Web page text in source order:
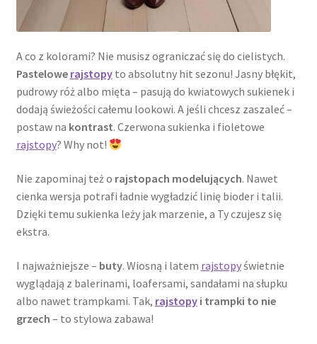
A co z kolorami? Nie musisz ograniczać się do cielistych.
Pastelowe rajstopyto absolutny hit sezonu! Jasny błękit,
pudrowy róż albo mięta – pasują do kwiatowych sukienek i
dodają świeżości całemu lookowi. A jeśli chcesz zaszaleć –
postaw na kontrast. Czerwona sukienka i fioletowe
rajstopy? Why not!
Nie zapominaj też o rajstopach modelujących. Nawet
cienka wersja potrafi ładnie wygładzić linię bioder i talii.
Dzięki temu sukienka leży jak marzenie, a Ty czujesz się
ekstra.
I najważniejsze – buty. Wiosną i latem rajstopyświetnie
wyglądają z balerinami, loafersami, sandałami na słupku
albo nawet trampkami. Tak, rajstopyi trampki to nie
grzech – to stylowa zabawa!